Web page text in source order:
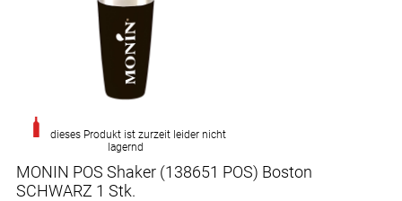
dieses Produkt ist zurzeit leider nicht
lagernd
MONIN POS Shaker (138651 POS) Boston
SCHWARZ 1 Stk.